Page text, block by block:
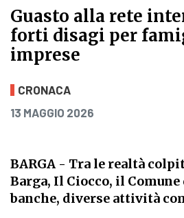
Guasto alla rete
forti disagi per
imprese
Guasto alla rete
CRONACA
PUBBLICATO IL
13 MAGGIO 2026
BARGA - Tra le realtà
Barga, Il Ciocco, il Comune
banche, diverse attività